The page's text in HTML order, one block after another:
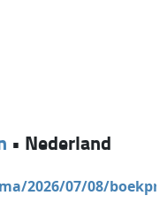
• Nederland
2026/07/08/